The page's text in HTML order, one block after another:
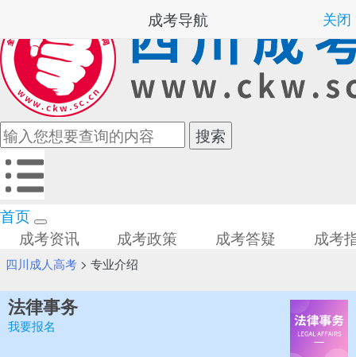
首页
成考资讯
成考政策 成考答疑 成考
四川成人高考> 专业介绍
法律事务
我要报名
成考导航 关闭